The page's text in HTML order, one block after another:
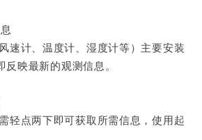
速计、温度计、湿度计等）主要安装
映最新的观测信息。
轻点两下即可获取所需信息，使用起